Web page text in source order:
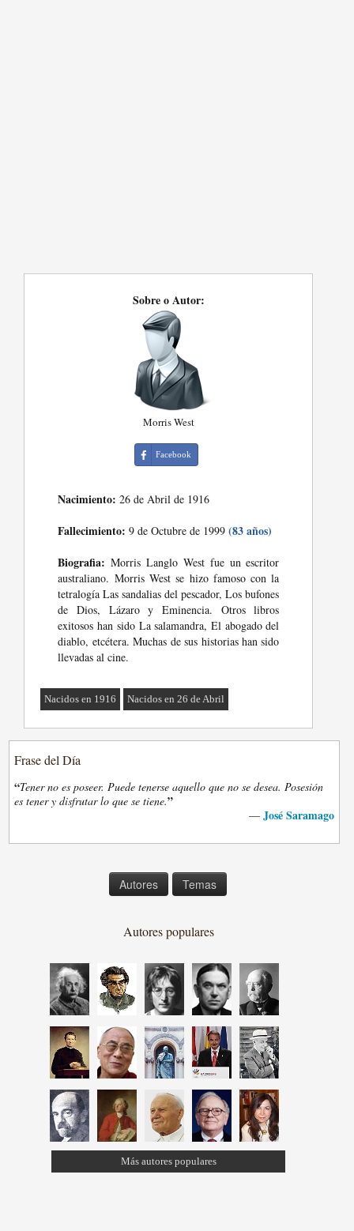
Sobre o Autor:
Morris West
Facebook
Nacimiento: 26 de Abril de 1916
Fallecimiento: 9 de Octubre de 1999(83 años)
Biografia: Morris Langlo West fue un escritor
australiano. Morris West se hizo famoso con la
tetralogía Las sandalias del pescador, Los bufones
de Dios, Lázaro y Eminencia. Otros libros
exitosos han sido La salamandra, El abogado del
diablo, etcétera. Muchas de sus historias han sido
llevadas al cine.
Nacidos en 1916 Nacidos en 26 de Abril
Frase del Día
“Tener no es poseer. Puede tenerse aquello que no se desea. Posesión
es tener y disfrutar lo que se tiene.”
— José Saramago
Autores Temas
Autores populares
Más autores populares